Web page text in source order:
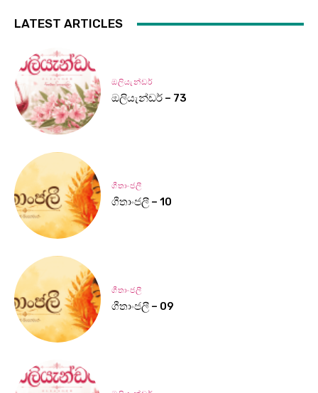
LATEST ARTICLES
ඔලියැන්ඩර්
ඔලියැන්ඩර් – 73
ගීතාංජලී
ගීතාංජලී – 10
ගීතාංජලී
ගීතාංජලී – 09